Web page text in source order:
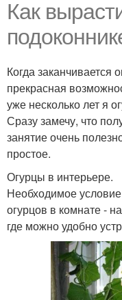
Как
Когда заканчивается
прекрасная
уже несколько лет я
Сразу замечу, что
занятие очень
простое.
Огурцы в интерьере.
Необходимое
огурцов в комнате -
где можно удобно